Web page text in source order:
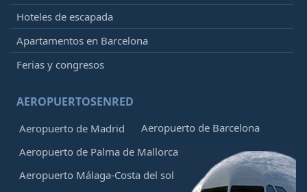
Hoteles de escapada
Apartamentos en Barcelona
Ferias y congresos
AEROPUERTOSENRED
Aeropuerto de Madrid
Aeropuerto de Barcelona
Aeropuerto de Palma de Mallorca
Aeropuerto Málaga-Costa del sol